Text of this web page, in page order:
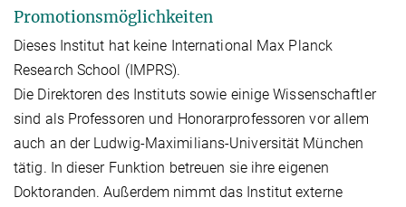
Promotionsmöglichkeiten
Dieses Institut hat keine International Max Planck
Research School (IMPRS).
Die Direktoren des Instituts sowie einige Wissenschaftler
sind als Professoren und Honorarprofessoren vor allem
auch an der Ludwig-Maximilians-Universität München
tätig. In dieser Funktion betreuen sie ihre eigenen
Doktoranden. Außerdem nimmt das Institut externe